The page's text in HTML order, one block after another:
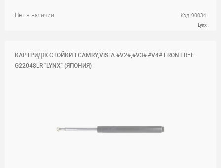
Нет в наличии Код: 90034
Lynx
КАРТРИДЖ СТОЙКИ T.CAMRY,VISTA #V2#,#V3#,#V4# FRONT R=L
G22048LR "LYNX" (ЯПОНИЯ)